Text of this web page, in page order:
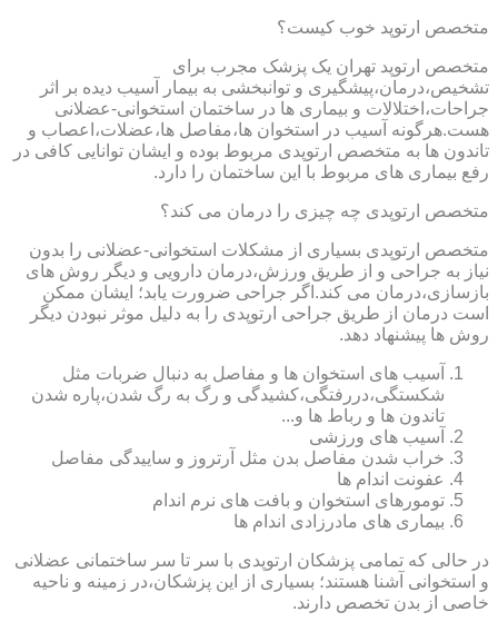
متخصص ارتوپد خوب کیست؟
متخصص ارتوپد تهران یک پزشک مجرب برای
تشخیص،درمان،پیشگیری و توانبخشی به بیمار آسیب دیده بر اثر
جراحات،اختلالات و بیماری ها در ساختمان استخوانی-عضلانی
هست.هرگونه آسیب در استخوان ها،مفاصل ها،عضلات،اعصاب و
تاندون ها به متخصص ارتوپدی مربوط بوده و ایشان توانایی کافی در
رفع بیماری های مربوط با این ساختمان را دارد.
متخصص ارتوپدی چه چیزی را درمان می کند؟
متخصص ارتوپدی بسیاری از مشکلات استخوانی-عضلانی را بدون
نیاز به جراحی و از طریق ورزش،درمان دارویی و دیگر روش های
بازسازی،درمان می کند.اگر جراحی ضرورت یابد؛ ایشان ممکن
است درمان از طریق جراحی ارتوپدی را به دلیل موثر نبودن دیگر
روش ها پیشنهاد دهد.
آسیب های استخوان ها و مفاصل به دنبال ضربات مثل
شکستگی،دررفتگی،کشیدگی و رگ به رگ شدن،پاره شدن
تاندون ها و رباط ها و...
آسیب های ورزشی
خراب شدن مفاصل بدن مثل آرتروز و ساییدگی مفاصل
عفونت اندام ها
تومورهای استخوان و بافت های نرم اندام
بیماری های مادرزادی اندام ها
در حالی که تمامی پزشکان ارتوپدی با سر تا سر ساختمانی عضلانی
و استخوانی آشنا هستند؛ بسیاری از این پزشکان،در زمینه و ناحیه
خاصی از بدن تخصص دارند.